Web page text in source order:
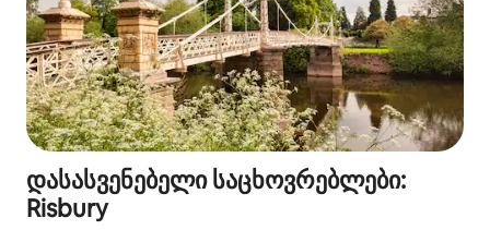
დასასვენებელი საცხოვრებლები:
Risbury